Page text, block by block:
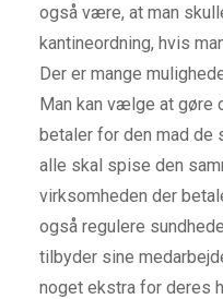
også være, at man
kantineordning, hvis
Der er mange
Man kan vælge at gøre
betaler for den mad de
alle skal spise den
virksomheden der
også regulere
tilbyder sine
noget ekstra for deres